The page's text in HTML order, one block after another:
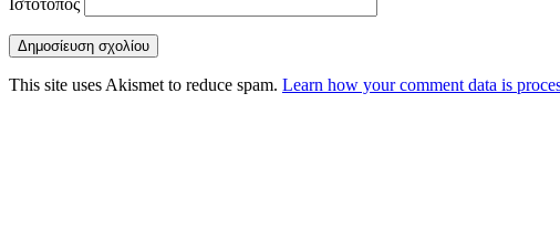
This site uses Akismet to reduce spam. Learn how your comment data is